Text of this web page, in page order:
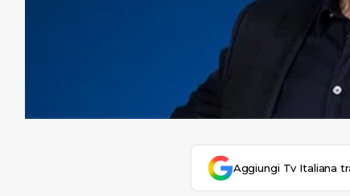
Aggiungi Tv Italiana